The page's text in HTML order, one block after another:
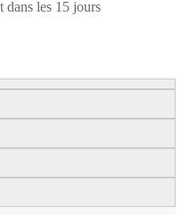
dans les 15 jours